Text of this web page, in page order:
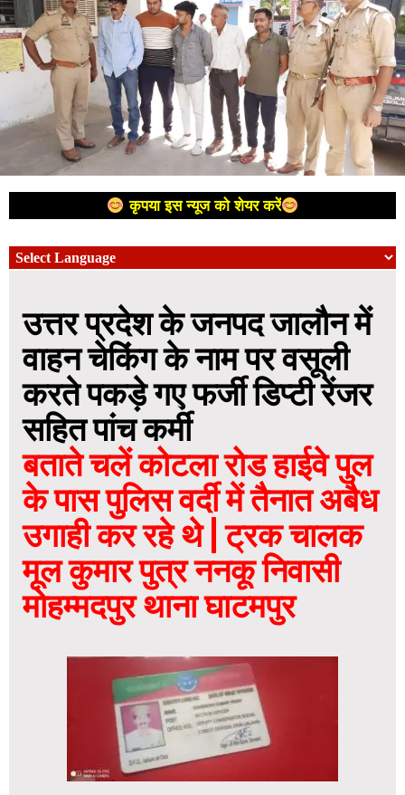
कृपया इस न्यूज को शेयर करें
उत्तर प्रदेश के जनपद जालौन में
वाहन चेकिंग के नाम पर वसूली
करते पकड़े गए फर्जी डिप्टी रेंजर
सहित पांच कर्मी
बताते चलें कोटला रोड हाईवे पुल
के पास पुलिस वर्दी में तैनात अबैध
उगाही कर रहे थे | ट्रक चालक
मूल कुमार पुत्र ननकू निवासी
मोहम्मदपुर थाना घाटमपुर